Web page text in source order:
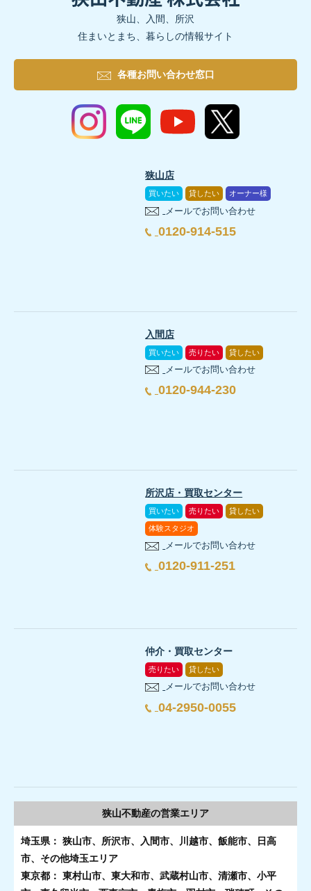
狭山、入間、所沢
住まいとまち、暮らしの情報サイト
各種お問い合わせ窓口
狭山店
買いたい 貸したい オーナー様
メールでお問い合わせ
0120-914-515
入間店
買いたい 売りたい 貸したい
メールでお問い合わせ
0120-944-230
所沢店・買取センター
買いたい 売りたい 貸したい
体験スタジオ
メールでお問い合わせ
0120-911-251
仲介・買取センター
売りたい 貸したい
メールでお問い合わせ
04-2950-0055
狭山不動産の営業エリア
埼玉県： 狭山市、所沢市、入間市、川越市、飯能市、日高
市、その他埼玉エリア
東京都： 東村山市、東大和市、武蔵村山市、清瀬市、小平